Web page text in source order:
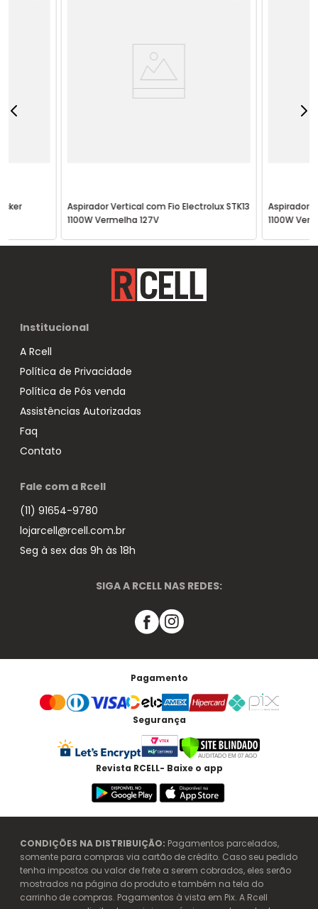
Aspirador Vertical com Fio Electrolux STK13
1100W Vermelha 127V
Aspirador
1100W
Institucional
A Rcell
Política de Privacidade
Política de Pós venda
Assistências Autorizadas
Faq
Contato
Fale com a Rcell
(11) 91654-9780
lojarcell@rcell.com.br
Seg à sex das 9h às 18h
SIGA A RCELL NAS REDES:
Pagamento
Segurança
Revista RCELL- Baixe o app
CONDIÇÕES NA DISTRIBUIÇÃO: Pagamentos parcelados,
somente para compras via cartão de crédito. Caso seu pedido
tenha impostos ou valor de frete a serem cobrados, eles serão
mostrados na página do produto e também na tela do
carrinho de compras. Pagamentos à vista em Pix. A Rcell